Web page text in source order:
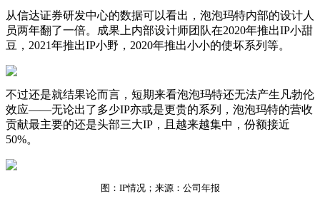
从信达证券研发中心的数据可以看出，泡泡玛特内部的设计人
员两年翻了一倍。成果上内部设计师团队在2020年推出IP小甜
豆，2021年推出IP小野，2020年推出小小的使坏系列等。
不过还是就结果论而言，短期来看泡泡玛特还无法产生凡勃伦
效应——无论出了多少IP亦或是更贵的系列，泡泡玛特的营收
贡献最主要的还是头部三大IP，且越来越集中，份额接近
50%。
图：IP情况；来源：公司年报